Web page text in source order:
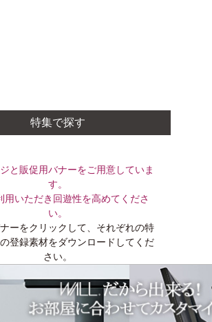
特集で探す
と販促用バナーをご用意していま
す。
用いただき回遊性を高めてくださ
い。
ーをクリックして、それぞれの特
登録素材をダウンロードしてくだ
さい。